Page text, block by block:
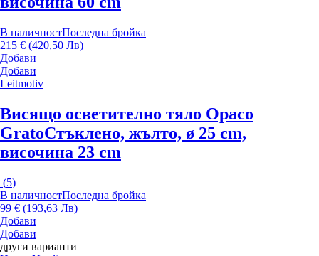
В наличностПоследна бройка
215 € (420,50 Лв)
Добави
Добави
Leitmotiv
Висящо осветително тяло Opaco
GratoСтъклено, жълто, ø 25 cm,
височина 23 cm
(5)
В наличностПоследна бройка
99 € (193,63 Лв)
Добави
Добави
други варианти